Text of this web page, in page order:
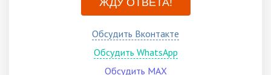
ЖДУ ОТВЕТА!
Обсудить Вконтакте
Обсудить WhatsApp
Обсудить MAX